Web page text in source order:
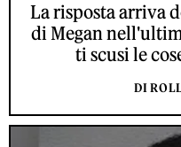
La risposta arriva
di Megan
ti scusi le
DI